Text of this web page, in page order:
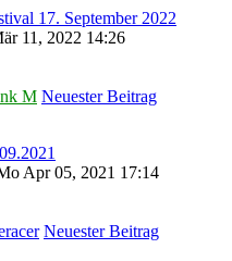
17. September 2022
11, 2022 14:26
M Neuester Beitrag
Apr 05, 2021 17:14
Neuester Beitrag